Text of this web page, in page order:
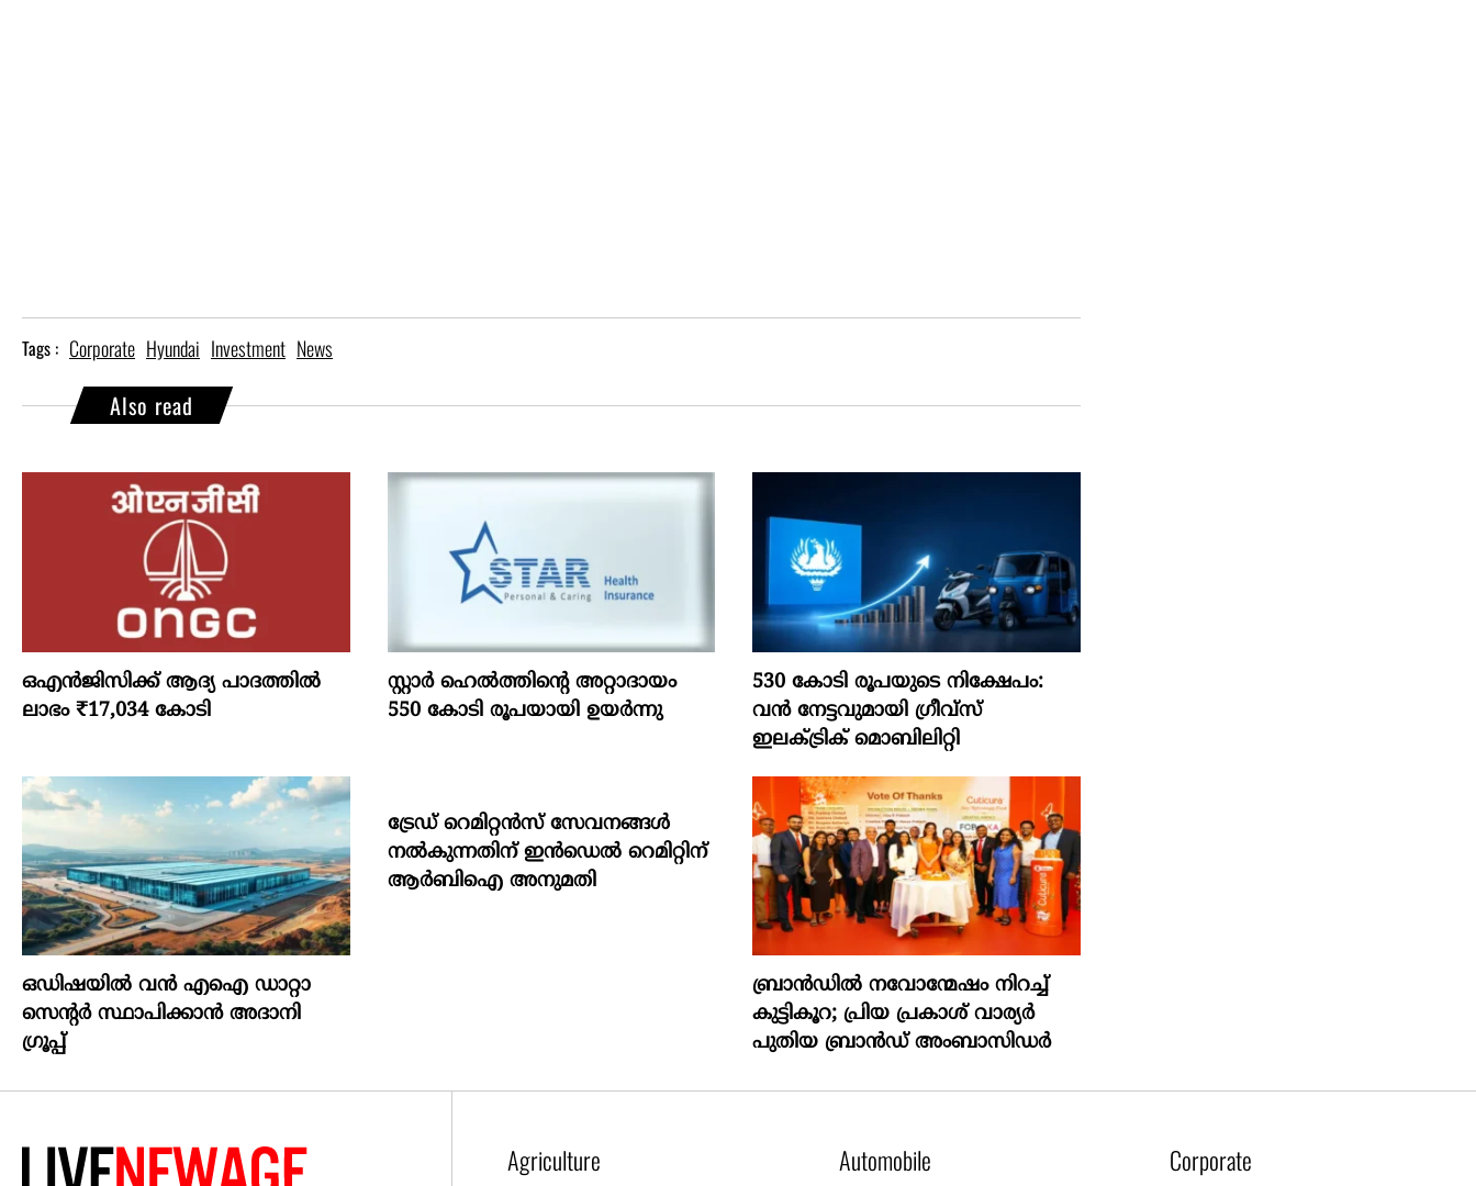
Tags : Corporate Hyundai Investment News
Also read
ഒഎന്‍ജിസിക്ക് ആദ്യ പാദത്തില്‍
ലാഭം ₹17,034 കോടി
സ്റ്റാർ ഹെൽത്തിന്റെ അറ്റാദായം
550 കോടി രൂപയായി ഉയർന്നു
530 കോടി രൂപയുടെ നിക്ഷേപം:
വൻ നേട്ടവുമായി ഗ്രീവ്സ്
ഇലക്ട്രിക് മൊബിലിറ്റി
ഒഡിഷയില്‍ വന്‍ എഐ ഡാറ്റാ
സെന്റര്‍ സ്ഥാപിക്കാന്‍ അദാനി
ഗ്രൂപ്പ്
ട്രേഡ് റെമിറ്റന്‍സ് സേവനങ്ങള്‍
നല്‍കുന്നതിന് ഇന്‍ഡെല്‍ റെമിറ്റിന്
ആര്‍ബിഐ അനുമതി
ബ്രാൻഡിൽ നവോന്മേഷം നിറച്ച്
കുട്ടികൂറ; പ്രിയ പ്രകാശ് വാര്യർ
പുതിയ ബ്രാൻഡ് അംബാസിഡർ
Agriculture Automobile
Corporate